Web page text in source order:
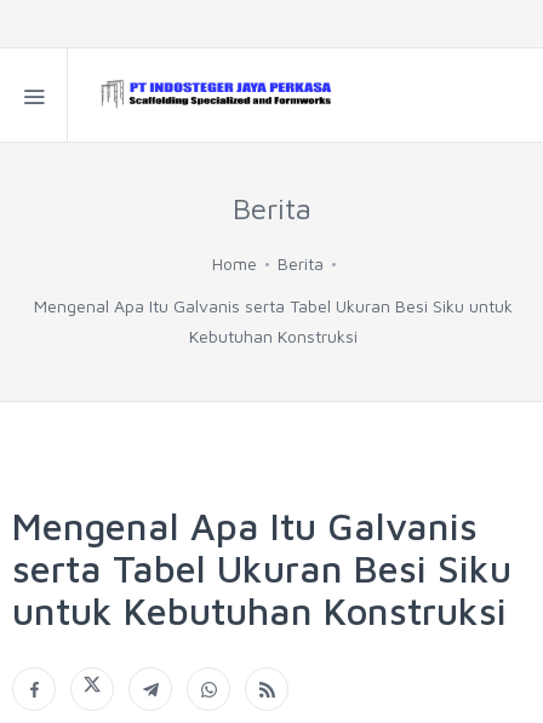
Berita
Home Berita
Mengenal Apa Itu Galvanis serta Tabel Ukuran Besi Siku untuk
Kebutuhan Konstruksi
Mengenal Apa Itu Galvanis
serta Tabel Ukuran Besi Siku
untuk Kebutuhan Konstruksi